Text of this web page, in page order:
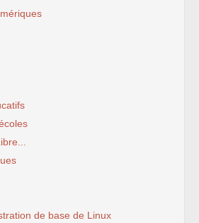
de base de Linux